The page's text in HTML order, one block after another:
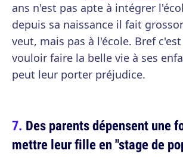
ans n'est pas apte à intégrer
depuis sa naissance il fait
veut, mais pas à l'école. Bref
vouloir faire la belle vie à ses
peut leur porter préjudice.
Des parents dépensent une
mettre leur fille en "stage de